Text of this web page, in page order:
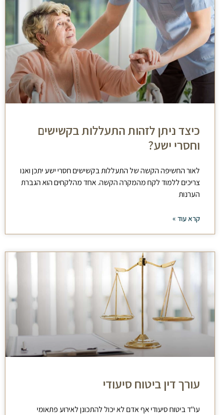
כיצד ניתן לזהות התעללות בקשישים
וחסרי ישע?
לאור החשיפה הקשה של התעללות בקשישים חסרי ישע יתכן ואנו
צריכים ללמוד לקח מהמקרה הקשה. אחד מהלקחים הוא הגברת
הערנות
קרא עוד »
עורך דין ביטוח סיעודי
עו"ד ביטוח סיעודי אף אדם לא יכול להתכונן לאירוע פתאומי